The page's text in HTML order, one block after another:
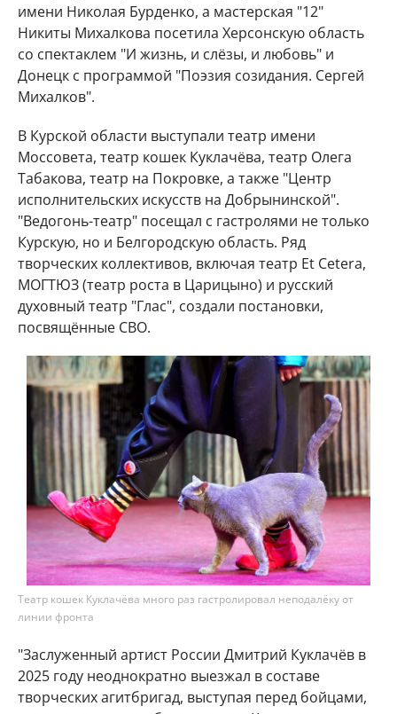
имени Николая Бурденко, а мастерская "12"
Никиты Михалкова посетила Херсонскую область
со спектаклем "И жизнь, и слёзы, и любовь" и
Донецк с программой "Поэзия созидания. Сергей
Михалков".
В Курской области выступали театр имени
Моссовета, театр кошек Куклачёва, театр Олега
Табакова, театр на Покровке, а также "Центр
исполнительских искусств на Добрынинской".
"Ведогонь-театр" посещал с гастролями не только
Курскую, но и Белгородскую область. Ряд
творческих коллективов, включая театр Et Cetera,
МОГТЮЗ (театр роста в Царицыно) и русский
духовный театр "Глас", создали постановки,
посвящённые СВО.
Театр кошек Куклачёва много раз гастролировал неподалёку от
линии фронта
"Заслуженный артист России Дмитрий Куклачёв в
2025 году неоднократно выезжал в составе
творческих агитбригад, выступая перед бойцами,